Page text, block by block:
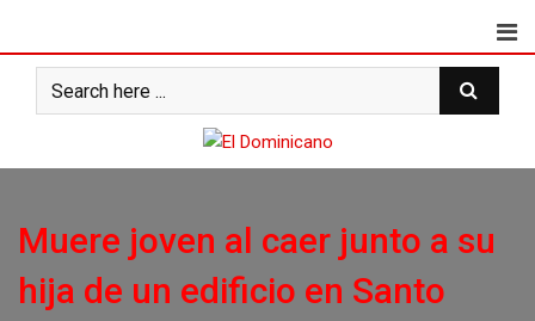
content
Muere joven al caer junto a su
hija de un edificio en Santo